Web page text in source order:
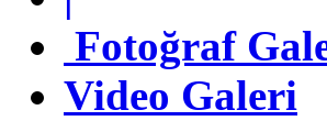
Fotoğraf Galeri
Video Galeri
Fotoğraf
Video Galeri